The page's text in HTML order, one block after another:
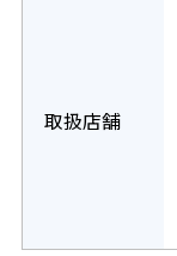
取扱店舗